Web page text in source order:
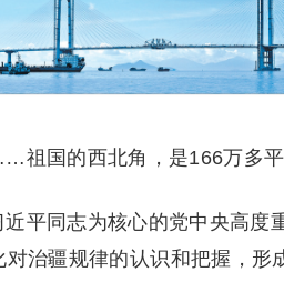
祖国的西北角，是166万多平
平同志为核心的党中央高度
治疆规律的认识和把握，